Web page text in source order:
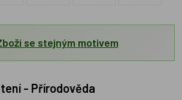
se stejným motivem
- Přírodověda